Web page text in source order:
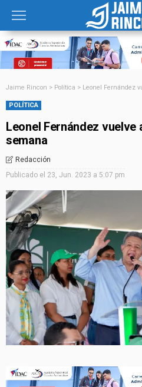
Jaime Rincon > Política > Leonel Fernández
POLÍTICA
Leonel Fernández
semana
Redacción
Publicado el 23, Jun. 2023 a 5:07 pm